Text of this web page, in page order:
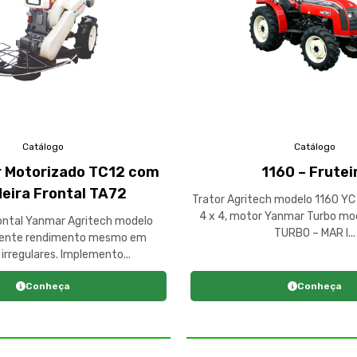
Catálogo
TC12 com
Frontal TA72
Yanmar Agritech modelo
rendimento mesmo em
Implemento...
Conheça
Catálogo
1160 –
Trator Agritech modelo 1160
4 x 4, motor Yanmar Turbo
TURBO – MAR I...
Conheça